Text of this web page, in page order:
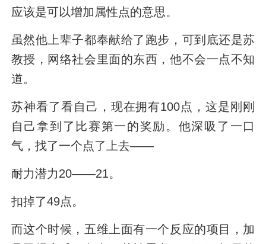
应该是可以增加属性点的意思。
虽然他上辈子都奉献给了跑步，可到底还是苏
教授，网络社会里面的东西，他不会一点不知
道。
苏神看了看自己，现在拥有100点，这是刚刚
自己拿到了比赛第一的奖励。他深吸了一口
气，找了一个点了上去——
耐力潜力20——21。
扣掉了49点。
而这个时候，五维上面有一个反应的项目，加